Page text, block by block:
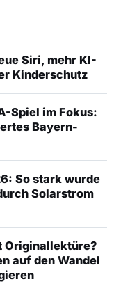
Siri, mehr KI-
Kinderschutz
Spiel im Fokus:
Bayern-
So stark wurde
Solarstrom
Originallektüre?
auf den Wandel